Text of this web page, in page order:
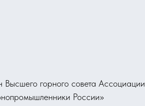
Высшего горного совета Ассоциации
России»